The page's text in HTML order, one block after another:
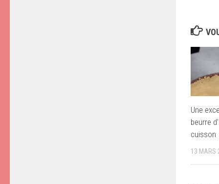
Une
beurre
cuisson
13 MARS